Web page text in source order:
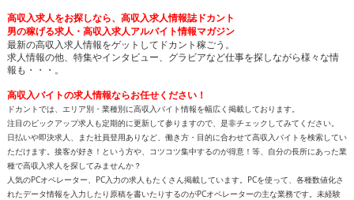
高収入求人をお探しなら、高収入求人情報誌ドカント
男の稼げる求人・高収入求人アルバイト情報マガジン
最新の高収入求人情報をゲットしてドカント稼ごう。
求人情報の他、特集やインタビュー、グラビアなど仕事を探しながら様々な情
報も・・・。
高収入バイトの求人情報ならお任せください！
ドカントでは、エリア別・業種別に高収入バイト情報を幅広く掲載しております。
注目のピックアップ求人も定期的に更新して参りますので、是非チェックしてみてください。
日払いや即決求人、また社員登用ありなど、働き方・目的に合わせて高収入バイトを検索してい
ただけます。接客が好き！という方や、コツコツ集中するのが得意！等、自分の長所にあった業
種で高収入求人を探してみませんか？
人気のPCオペレーター、PC入力の求人もたくさん掲載しています。PCを使って、各種数値化さ
れたデータ情報を入力したり原稿を書いたりするのがPCオペレーターの主な業務です。未経験